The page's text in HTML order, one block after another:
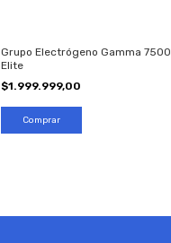
Grupo Electrógeno Gamma 7500
Elite
$1.999.999,00